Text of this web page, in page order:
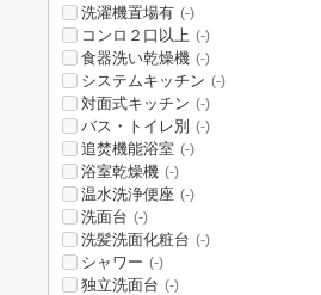
洗濯機置場有 (-)
コンロ２口以上 (-)
食器洗い乾燥機 (-)
システムキッチン (-)
対面式キッチン (-)
バス・トイレ別 (-)
追焚機能浴室 (-)
浴室乾燥機 (-)
温水洗浄便座 (-)
洗面台 (-)
洗髪洗面化粧台 (-)
シャワー (-)
独立洗面台 (-)